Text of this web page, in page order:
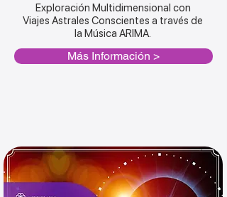
Exploración Multidimensional con
Viajes Astrales Conscientes a través de
la Música ARIMA.
Más Información >